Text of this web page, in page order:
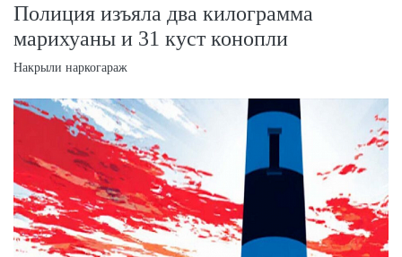
Полиция изъяла два килограмма
марихуаны и 31 куст конопли
Накрыли наркогараж